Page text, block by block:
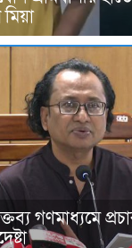
গণমাধ্যমে